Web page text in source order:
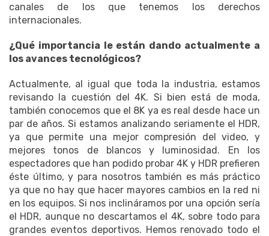
canales de los que tenemos los derechos
internacionales.
¿Qué importancia le están dando actualmente a
los avances tecnológicos?
Actualmente, al igual que toda la industria, estamos
revisando la cuestión del 4K. Si bien está de moda,
también conocemos que el 8K ya es real desde hace un
par de años. Si estamos analizando seriamente el HDR,
ya que permite una mejor compresión del video, y
mejores tonos de blancos y luminosidad. En los
espectadores que han podido probar 4K y HDR prefieren
éste último, y para nosotros también es más práctico
ya que no hay que hacer mayores cambios en la red ni
en los equipos. Si nos inclináramos por una opción sería
el HDR, aunque no descartamos el 4K, sobre todo para
grandes eventos deportivos. Hemos renovado todo el